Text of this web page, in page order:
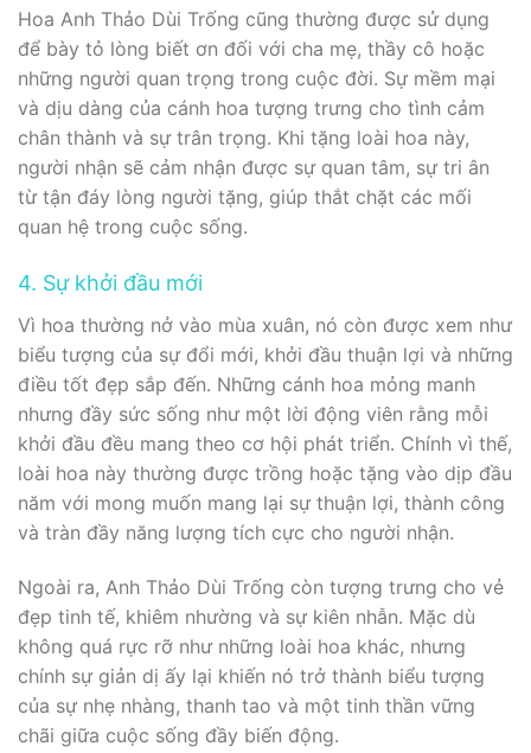
Hoa Anh Thảo Dùi Trống cũng thường được sử dụng
để bày tỏ lòng biết ơn đối với cha mẹ, thầy cô hoặc
những người quan trọng trong cuộc đời. Sự mềm mại
và dịu dàng của cánh hoa tượng trưng cho tình cảm
chân thành và sự trân trọng. Khi tặng loài hoa này,
người nhận sẽ cảm nhận được sự quan tâm, sự tri ân
từ tận đáy lòng người tặng, giúp thắt chặt các mối
quan hệ trong cuộc sống.
4. Sự khởi đầu mới
Vì hoa thường nở vào mùa xuân, nó còn được xem như
biểu tượng của sự đổi mới, khởi đầu thuận lợi và những
điều tốt đẹp sắp đến. Những cánh hoa mỏng manh
nhưng đầy sức sống như một lời động viên rằng mỗi
khởi đầu đều mang theo cơ hội phát triển. Chính vì thế,
loài hoa này thường được trồng hoặc tặng vào dịp đầu
năm với mong muốn mang lại sự thuận lợi, thành công
và tràn đầy năng lượng tích cực cho người nhận.
Ngoài ra, Anh Thảo Dùi Trống còn tượng trưng cho vẻ
đẹp tinh tế, khiêm nhường và sự kiên nhẫn. Mặc dù
không quá rực rỡ như những loài hoa khác, nhưng
chính sự giản dị ấy lại khiến nó trở thành biểu tượng
của sự nhẹ nhàng, thanh tao và một tinh thần vững
chãi giữa cuộc sống đầy biến động.